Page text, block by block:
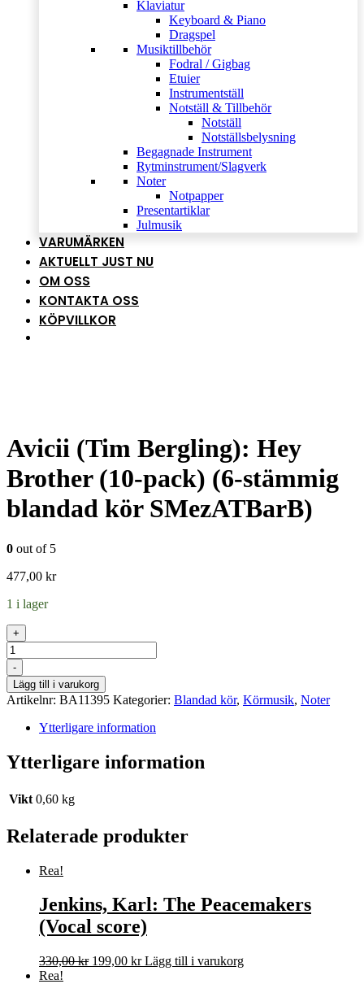
Klaviatur
Keyboard & Piano
Dragspel
Musiktillbehör
Fodral / Gigbag
Etuier
Instrumentställ
Notställ & Tillbehör
Notställ
Notställsbelysning
Begagnade Instrument
Rytminstrument/Slagverk
Noter
Notpapper
Presentartiklar
Julmusik
VARUMÄRKEN
AKTUELLT JUST NU
OM OSS
KONTAKTA OSS
KÖPVILLKOR
Avicii (Tim Bergling): Hey
Brother (10-pack) (6-stämmig
blandad kör SMezATBarB)
0 out of 5
477,00 kr
1 i lager
+
Antal
-
Lägg till i varukorg
Artikelnr: BA11395 Kategorier: Blandad kör, Körmusik, Noter
Ytterligare information
Ytterligare information
Vikt 0,60 kg
Relaterade produkter
Rea!
Jenkins, Karl: The Peacemakers
(Vocal score)
330,00kr Det
199,00 krDet
Lägg till i varukorg
Rea!